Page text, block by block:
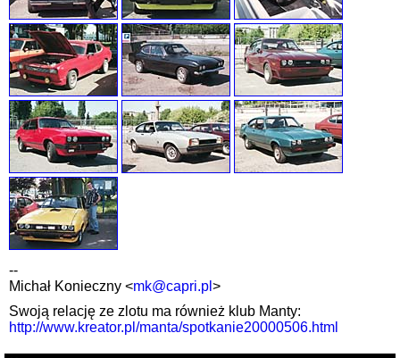
--
Michał Konieczny <mk@capri.pl >
Swoją relację ze zlotu ma również klub Manty:
http://www.kreator.pl/manta/spotkanie20000506.html